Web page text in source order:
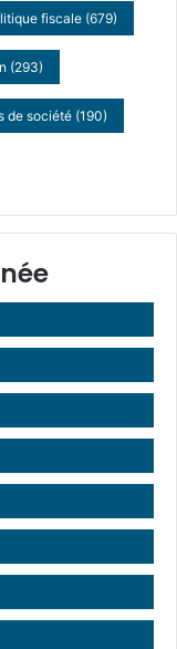
fiscale (679)
(293)
de société (190)